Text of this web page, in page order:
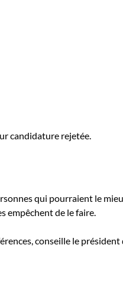
candidature rejetée.
qui pourraient le
empêchent de le faire.
conseille le